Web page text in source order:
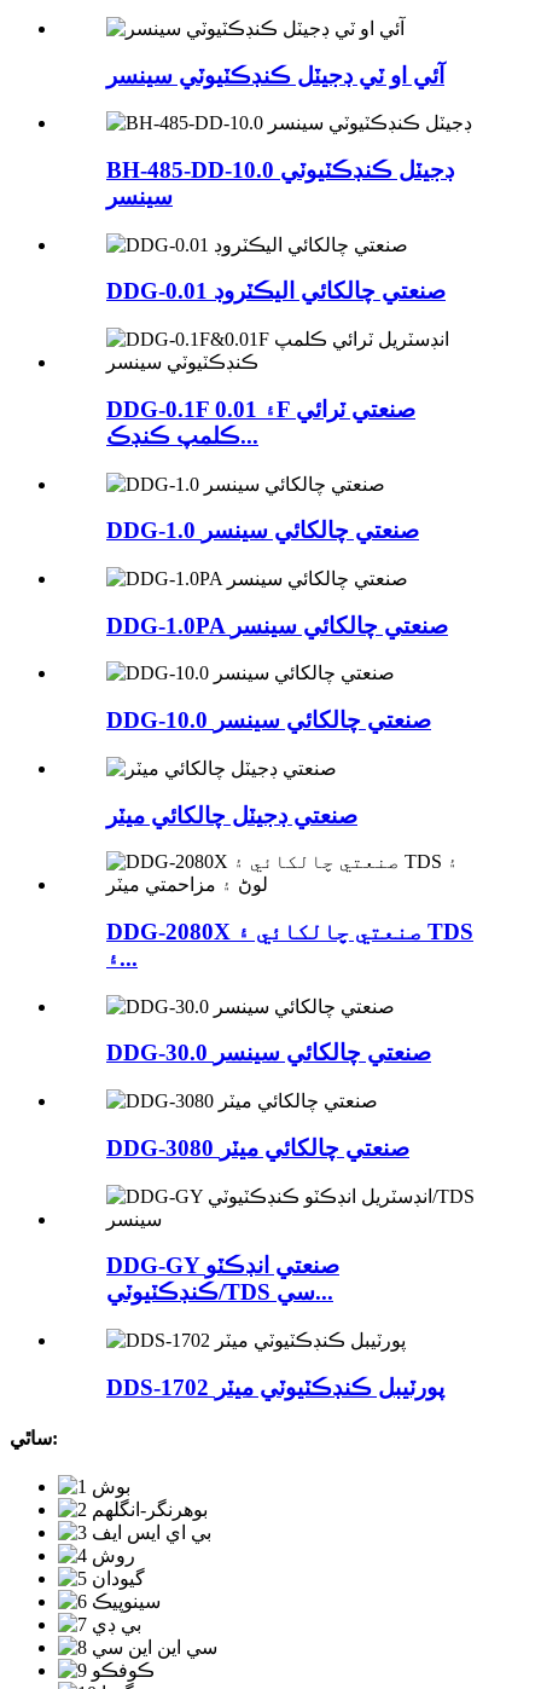
آئي او ٽي ڊجيٽل ڪنڊڪٽيوٽي سينسر
BH-485-DD-10.0 ڊجيٽل ڪنڊڪٽيوٽي
سينسر
DDG-0.01 صنعتي چالکائي اليڪٽروڊ
DDG-0.1F ۽ 0.01F صنعتي ٽرائي
ڪلمپ ڪنڊڪ...
DDG-1.0 صنعتي چالکائي سينسر
DDG-1.0PA صنعتي چالکائي سينسر
DDG-10.0 صنعتي چالکائي سينسر
صنعتي ڊجيٽل چالکائي ميٽر
DDG-2080X صنعتي چالکائي ۽ TDS
۽...
DDG-30.0 صنعتي چالکائي سينسر
DDG-3080 صنعتي چالکائي ميٽر
DDG-GY صنعتي انڊڪٽو
ڪنڊڪٽيوٽي/TDS سي...
DDS-1702 پورٽيبل ڪنڊڪٽيوٽي ميٽر
ساٿي: